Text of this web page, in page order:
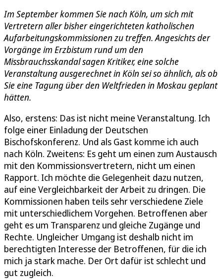
Im September kommen Sie nach Köln, um sich mit
Vertretern aller bisher eingerichteten katholischen
Aufarbeitungskommissionen zu treffen. Angesichts der
Vorgänge im Erzbistum rund um den
Missbrauchsskandal sagen Kritiker, eine solche
Veranstaltung ausgerechnet in Köln sei so ähnlich, als ob
Sie eine Tagung über den Weltfrieden in Moskau geplant
hätten.
Also, erstens: Das ist nicht meine Veranstaltung. Ich
folge einer Einladung der Deutschen
Bischofskonferenz. Und als Gast komme ich auch
nach Köln. Zweitens: Es geht um einen zum Austausch
mit den Kommissionsvertretern, nicht um einen
Rapport. Ich möchte die Gelegenheit dazu nutzen,
auf eine Vergleichbarkeit der Arbeit zu dringen. Die
Kommissionen haben teils sehr verschiedene Ziele
mit unterschiedlichem Vorgehen. Betroffenen aber
geht es um Transparenz und gleiche Zugänge und
Rechte. Ungleicher Umgang ist deshalb nicht im
berechtigten Interesse der Betroffenen, für die ich
mich ja stark mache. Der Ort dafür ist schlecht und
gut zugleich.